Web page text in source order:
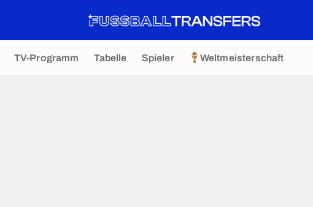
TV-Programm Tabelle Spieler Weltmeisterschaft